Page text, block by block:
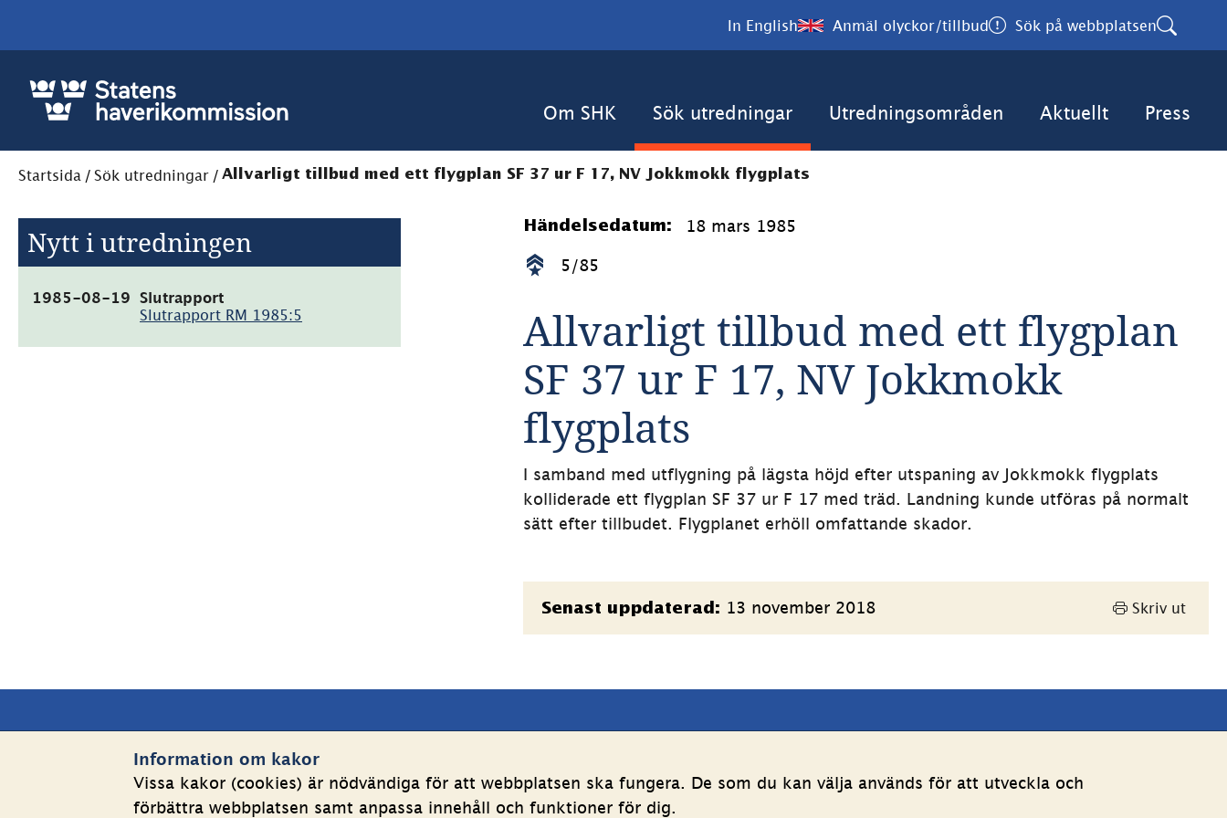
Information om kakor
Vissa kakor (cookies) är nödvändiga för att webbplatsen ska fungera. De som du kan välja används för att utveckla och
förbättra webbplatsen samt anpassa innehåll och funktioner för dig.
In English Anmäl olyckor/tillbud Sök på webbplatsen
Om SHK Sök utredningar Utredningsområden Aktuellt Press
Startsida / Sök utredningar / Allvarligt tillbud med ett flygplan SF 37 ur F 17, NV Jokkmokk flygplats
Nytt i utredningen
1985-08-19
Slutrapport
Slutrapport RM 1985:5
(pdf,
Händelsedatum: 18 mars 1985
5/85
Allvarligt tillbud med ett flygplan
SF 37 ur F 17, NV Jokkmokk
flygplats
I samband med utflygning på lägsta höjd efter utspaning av Jokkmokk flygplats
kolliderade ett flygplan SF 37 ur F 17 med träd. Landning kunde utföras på normalt
sätt efter tillbudet. Flygplanet erhöll omfattande skador.
Sidinformation
Senast uppdaterad: 13 november 2018 Skriv ut
Sidfot
Telefon växel: 08-508 862
Om kakor
LinkedIn
Estoniawebb Länk till annan